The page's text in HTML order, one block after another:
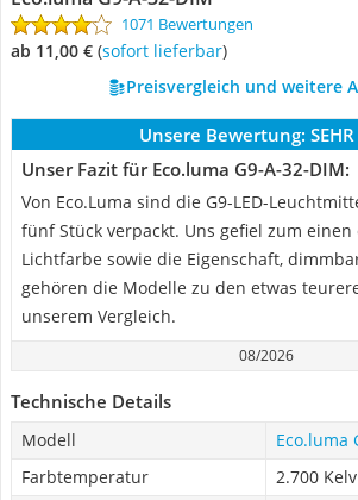
1071 Bewertungen
ab 11,00 € ( Sofort lieferbar)
Preisvergleich und weitere
Unsere Bewertung:
Unser Fazit für Eco.luma G9-A-32-DIM:
Von Eco.Luma sind die G9-LED-
fünf Stück verpackt. Uns gefiel zum
Lichtfarbe sowie die Eigenschaft,
gehören die Modelle zu den etwas
unserem Vergleich.
08/2026
Technische Details
Modell
Eco.luma
Farbtemperatur
2.700